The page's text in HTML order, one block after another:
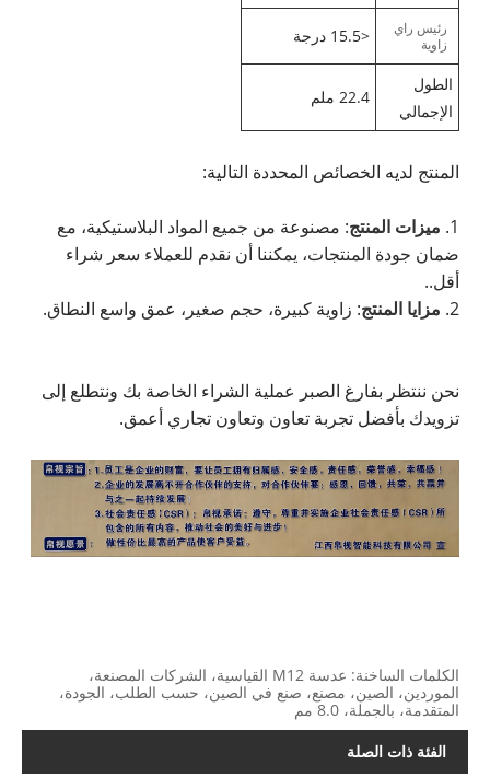
رئيس راي
زاوية
<15.5 درجة
الطول
الإجمالي
22.4 ملم
المنتج لديه الخصائص المحددة التالية:
1. ميزات المنتج: مصنوعة من جميع المواد البلاستيكية، مع
ضمان جودة المنتجات، يمكننا أن نقدم للعملاء سعر شراء
أقل..
2. مزايا المنتج: زاوية كبيرة، حجم صغير، عمق واسع النطاق.
نحن ننتظر بفارغ الصبر عملية الشراء الخاصة بك ونتطلع إلى
تزويدك بأفضل تجربة تعاون وتعاون تجاري أعمق.
الكلمات الساخنة: عدسة M12 القياسية، الشركات المصنعة،
الموردين، الصين، مصنع، صنع في الصين، حسب الطلب، الجودة،
المتقدمة، بالجملة، 8.0 مم
الفئة ذات الصلة